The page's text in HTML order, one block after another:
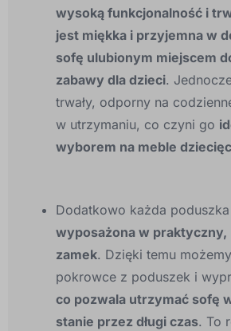
wysoką funkcjonalność i
jest miękka i przyjemna w
sofę ulubionym miejscem
zabawy dla dzieci.
trwały, odporny na
w utrzymaniu, co czyni go
wyborem na meble
Dodatkowo każda poduszka
wyposażona w praktyczny,
zamek. Dzięki temu
pokrowce z poduszek i
co pozwala utrzymać sofę
stanie przez długi czas. To